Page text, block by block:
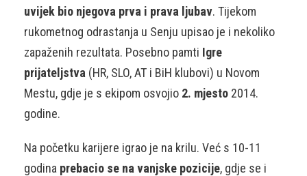
uvijek bio njegova prva i prava ljubav. Tijekom
rukometnog odrastanja u Senju upisao je i nekoliko
zapaženih rezultata. Posebno pamti Igre
prijateljstva (HR, SLO, AT i BiH klubovi) u Novom
Mestu, gdje je s ekipom osvojio 2. mjesto 2014.
godine.
Na početku karijere igrao je na krilu. Već s 10-11
godina prebacio se na vanjske pozicije, gdje se i